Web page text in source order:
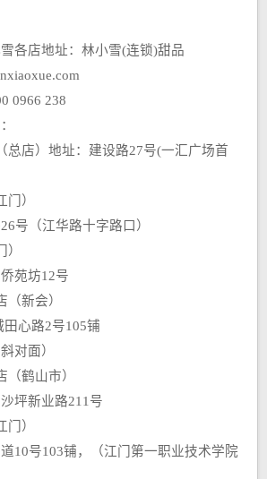
店地址：林小雪(连锁)甜品
0966 238
店）地址：建设路27号(一汇广场首
）
（江华路十字路口）
苑坊12号
新会）
心路2号105铺
对面）
鹤山市）
新业路211号
）
号103铺，（江门第一职业技术学院